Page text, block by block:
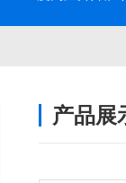
产品展